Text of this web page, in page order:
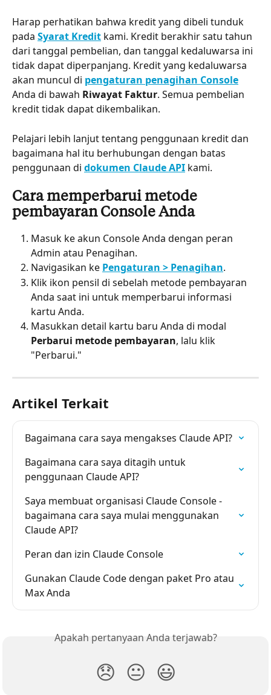
Harap perhatikan bahwa kredit yang dibeli tunduk
pada Syarat Kredit kami. Kredit berakhir satu tahun
dari tanggal pembelian, dan tanggal kedaluwarsa ini
tidak dapat diperpanjang. Kredit yang kedaluwarsa
akan muncul di pengaturan penagihan Console
Anda di bawah Riwayat Faktur. Semua pembelian
kredit tidak dapat dikembalikan.
Pelajari lebih lanjut tentang penggunaan kredit dan
bagaimana hal itu berhubungan dengan batas
penggunaan di dokumen Claude API kami.
Cara memperbarui metode
pembayaran Console Anda
Masuk ke akun Console Anda dengan peran
Admin atau Penagihan.
Navigasikan ke Pengaturan > Penagihan.
Klik ikon pensil di sebelah metode pembayaran
Anda saat ini untuk memperbarui informasi
kartu Anda.
Masukkan detail kartu baru Anda di modal
Perbarui metode pembayaran, lalu klik
"Perbarui."
Artikel Terkait
Bagaimana cara saya mengakses Claude API?
Bagaimana cara saya ditagih untuk
penggunaan Claude API?
Saya membuat organisasi Claude Console -
bagaimana cara saya mulai menggunakan
Claude API?
Peran dan izin Claude Console
Gunakan Claude Code dengan paket Pro atau
Max Anda
Apakah pertanyaan Anda terjawab?
😞 😐 😃